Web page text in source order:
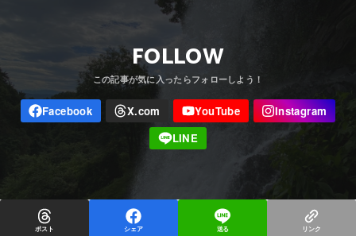
FOLLOW
ポスト シェア 送る リンク